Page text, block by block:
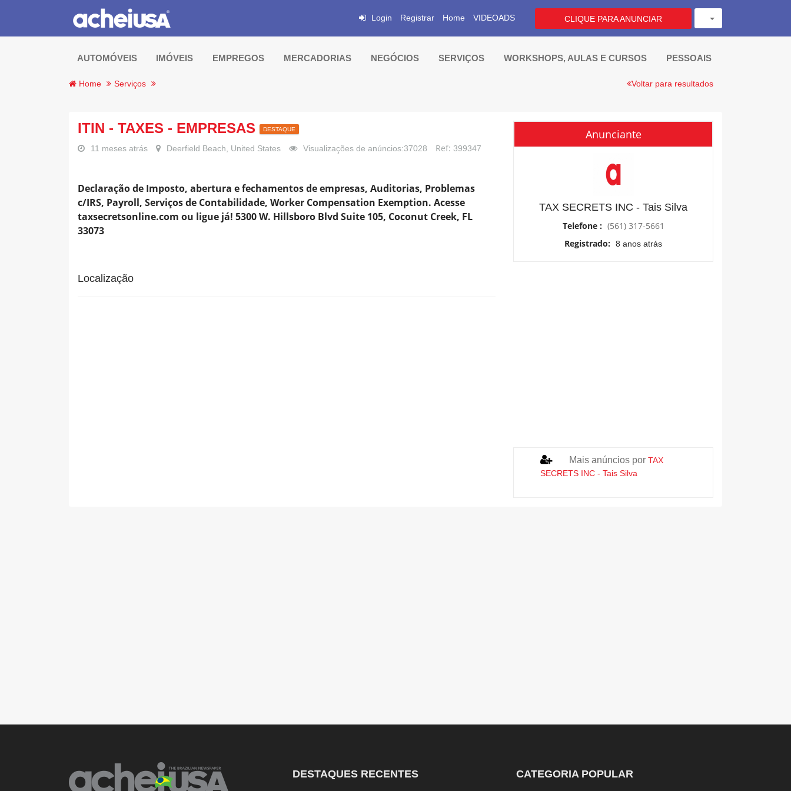
Login Registrar Home VIDEOADS CLIQUE PARA ANUNCIAR
AUTOMÓVEIS IMÓVEIS EMPREGOS MERCADORIAS NEGÓCIOS SERVIÇOS WORKSHOPS, AULAS E CURSOS PESSOAIS
Home Serviços Voltar para resultados
ITIN - TAXES - EMPRESAS DESTAQUE
11 meses atrás Deerfield Beach, United States Visualizações de anúncios:37028 Ref: 399347
Declaração de Imposto, abertura e fechamentos de empresas, Auditorias, Problemas
c/IRS, Payroll, Serviços de Contabilidade, Worker Compensation Exemption. Acesse
taxsecretsonline.com ou ligue já! 5300 W. Hillsboro Blvd Suite 105, Coconut Creek, FL
33073
Localização
Anunciante
TAX SECRETS INC - Tais Silva
Telefone : (561) 317-5661
Registrado: 8 anos atrás
Mais anúncios por TAX
SECRETS INC - Tais Silva
DESTAQUES RECENTES CATEGORIA POPULAR